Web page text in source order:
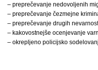
– preprečevanje nedovoljenih
– preprečevanje čezmejne
– preprečevanje drugih
– kakovostnejše ocenjevanje
– okrepljeno policijsko